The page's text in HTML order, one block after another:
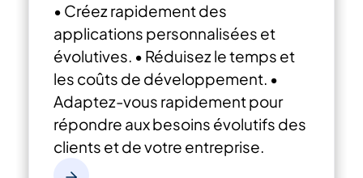
• Créez rapidement des
applications personnalisées et
évolutives. • Réduisez le temps et
les coûts de développement. •
Adaptez-vous rapidement pour
répondre aux besoins évolutifs des
clients et de votre entreprise.